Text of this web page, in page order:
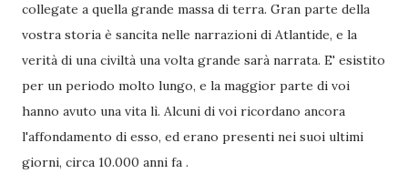
collegate a quella grande massa di terra. Gran parte della
vostra storia è sancita nelle narrazioni di Atlantide, e la
verità di una civiltà una volta grande sarà narrata. E' esistito
per un periodo molto lungo, e la maggior parte di voi
hanno avuto una vita lì. Alcuni di voi ricordano ancora
l'affondamento di esso, ed erano presenti nei suoi ultimi
giorni, circa 10.000 anni fa .